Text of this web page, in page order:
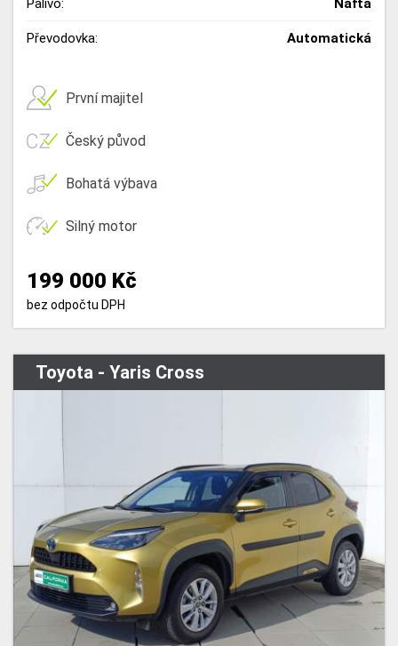
Palivo: Nafta
Převodovka: Automatická
První majitel
Český původ
Bohatá výbava
Silný motor
199 000 Kč
bez odpočtu DPH
Toyota - Yaris Cross